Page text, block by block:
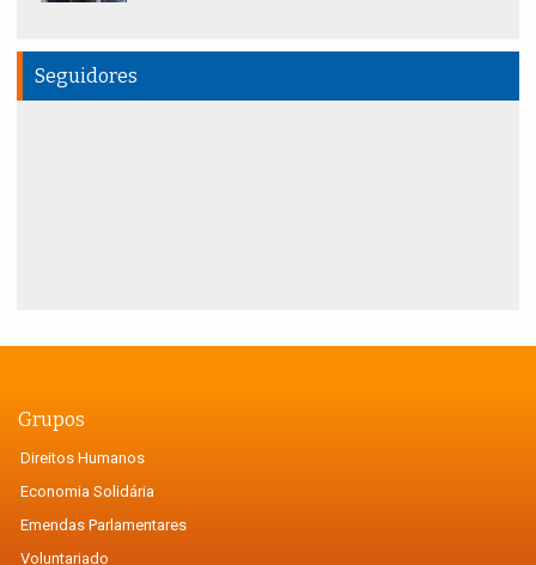
Seguidores
Grupos
Direitos Humanos
Economia Solidária
Emendas Parlamentares
Voluntariado